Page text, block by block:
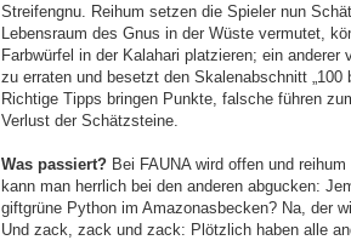
Streifengnu. Reihum setzen die Spieler nun
Lebensraum des Gnus in der Wüste vermutet,
Farbwürfel in der Kalahari platzieren; ein anderer
zu erraten und besetzt den Skalenabschnitt „100
Richtige Tipps bringen Punkte, falsche führen
Verlust der Schätzsteine.
Was passiert? Bei FAUNA wird offen und
kann man herrlich bei den anderen abgucken:
giftgrüne Python im Amazonasbecken? Na, der
Und zack, zack und zack: Plötzlich haben alle